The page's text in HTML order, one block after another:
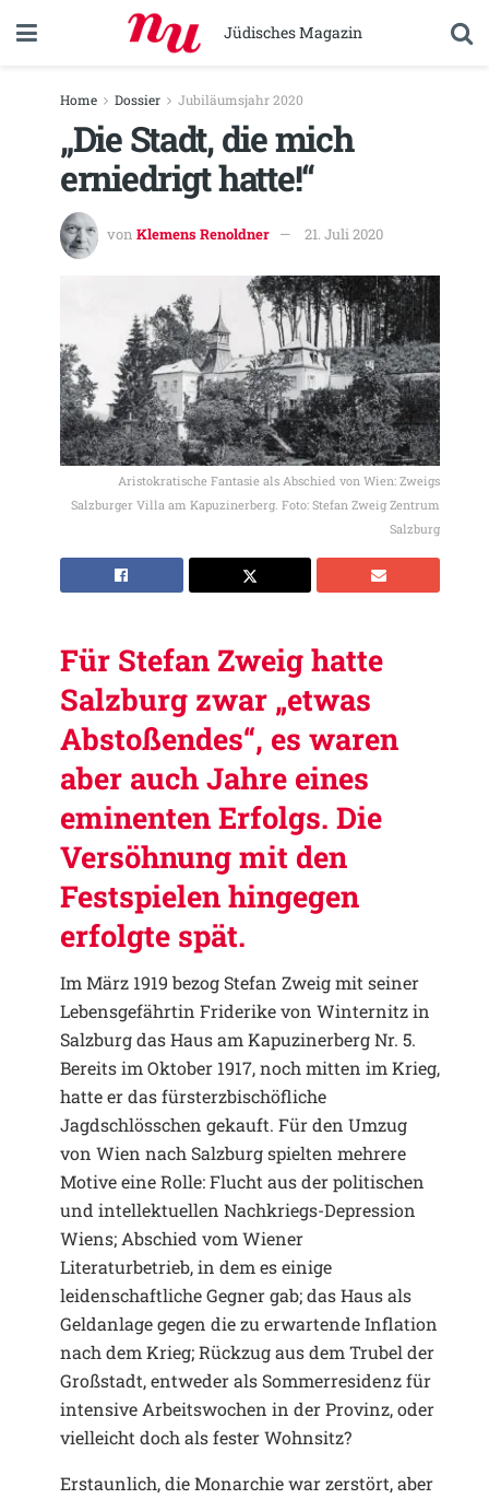
Jüdisches Magazin
Home Dossier Jubiläumsjahr 2020
„Die Stadt, die mich
erniedrigt hatte!“
von Klemens Renoldner 21. Juli 2020
Aristokratische Fantasie als Abschied von Wien: Zweigs
Salzburger Villa am Kapuzinerberg. Foto: Stefan Zweig Zentrum
Salzburg
Für Stefan Zweig hatte
Salzburg zwar „etwas
Abstoßendes“, es waren
aber auch Jahre eines
eminenten Erfolgs. Die
Versöhnung mit den
Festspielen hingegen
erfolgte spät.
Im März 1919 bezog Stefan Zweig mit seiner
Lebensgefährtin Friderike von Winternitz in
Salzburg das Haus am Kapuzinerberg Nr. 5.
Bereits im Oktober 1917, noch mitten im Krieg,
hatte er das fürsterzbischöfliche
Jagdschlösschen gekauft. Für den Umzug
von Wien nach Salzburg spielten mehrere
Motive eine Rolle: Flucht aus der politischen
und intellektuellen Nachkriegs-Depression
Wiens; Abschied vom Wiener
Literaturbetrieb, in dem es einige
leidenschaftliche Gegner gab; das Haus als
Geldanlage gegen die zu erwartende Inflation
nach dem Krieg; Rückzug aus dem Trubel der
Großstadt, entweder als Sommerresidenz für
intensive Arbeitswochen in der Provinz, oder
vielleicht doch als fester Wohnsitz?
Erstaunlich, die Monarchie war zerstört, aber